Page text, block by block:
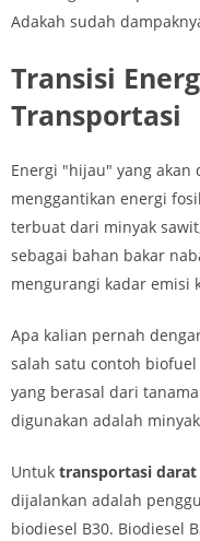
Adakah sudah
Transisi
Transportasi
Energi "hijau" yang
menggantikan energi
terbuat dari minyak
sebagai bahan bakar
mengurangi kadar emisi
Apa kalian pernah
salah satu contoh
yang berasal dari
digunakan adalah
Untuk transportasi darat
dijalankan adalah
biodiesel B30. Biodiesel